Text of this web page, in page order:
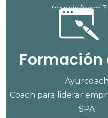
(precio/hora
Formación
Ayurcoach
Coach para liderar
SPA